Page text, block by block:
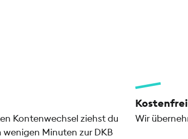
Kontenwechsel ziehst du
Minuten zur DKB
Wir